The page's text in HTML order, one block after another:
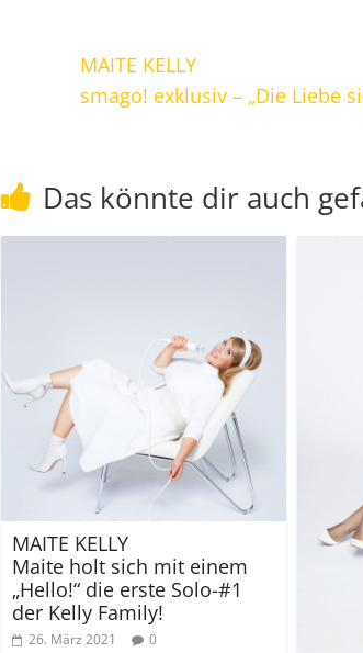
MAITE KELLY
smago! exklusiv – „Die Liebe
Das könnte dir auch
MAITE KELLY
Maite holt sich mit einem
„Hello!“ die erste Solo-#1
der Kelly Family!
26. März 2021 0